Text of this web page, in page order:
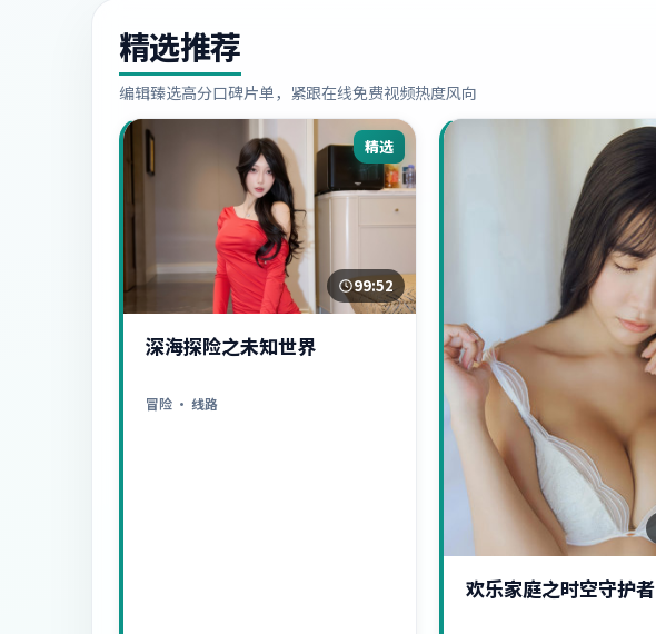
精选推荐
编辑臻选高分口碑片单，紧跟在线免费视频热度风向
精选
99:52
深海探险之未知世界
冒险 · 线路
欢乐家庭之时空守护者